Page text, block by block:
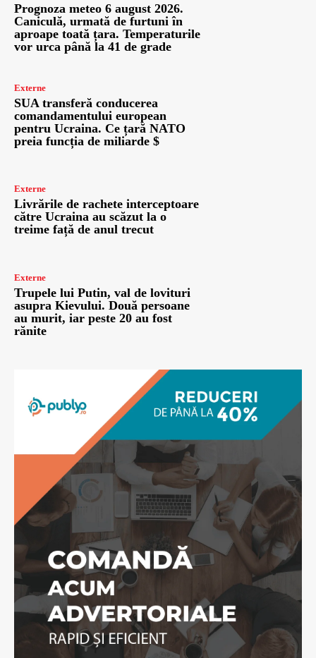
Prognoza meteo 6 august 2026.
Caniculă, urmată de furtuni în
aproape toată țara. Temperaturile
vor urca până la 41 de grade
Externe
SUA transferă conducerea
comandamentului european
pentru Ucraina. Ce țară NATO
preia funcția de miliarde $
Externe
Livrările de rachete interceptoare
către Ucraina au scăzut la o
treime față de anul trecut
Externe
Trupele lui Putin, val de lovituri
asupra Kievului. Două persoane
au murit, iar peste 20 au fost
rănite